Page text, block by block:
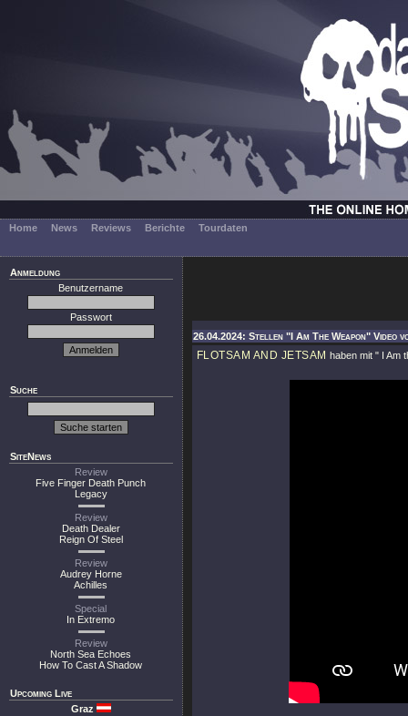
Home News Reviews Berichte Tourdaten
Anmeldung
Benutzername
Passwort
Suche
SiteNews
Review
Five Finger Death Punch
Legacy
Review
Death Dealer
Reign Of Steel
Review
Audrey Horne
Achilles
Special
In Extremo
Review
North Sea Echoes
How To Cast A Shadow
Upcoming Live
Graz
26.04.2024: Stellen "I Am The Weapon" Video
FLOTSAM AND JETSAM haben mit " I Am